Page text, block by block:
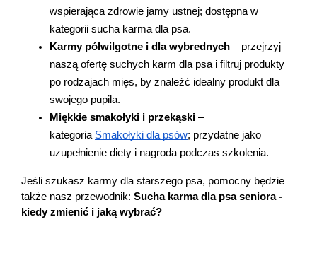
wspierająca zdrowie jamy ustnej; dostępna w
kategorii sucha karma dla psa.
Karmy półwilgotne i dla wybrednych – przejrzyj
naszą ofertę suchych karm dla psa i filtruj produkty
po rodzajach mięs, by znaleźć idealny produkt dla
swojego pupila.
Miękkie smakołyki i przekąski –
kategoria Smakołyki dla psów; przydatne jako
uzupełnienie diety i nagroda podczas szkolenia.
Jeśli szukasz karmy dla starszego psa, pomocny będzie
także nasz przewodnik: Sucha karma dla psa seniora -
kiedy zmienić i jaką wybrać?